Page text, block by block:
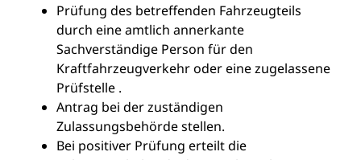
Prüfung des betreffenden Fahrzeugteils
durch eine amtlich annerkante
Sachverständige Person für den
Kraftfahrzeugverkehr oder eine zugelassene
Prüfstelle .
Antrag bei der zuständigen
Zulassungsbehörde stellen.
Bei positiver Prüfung erteilt die